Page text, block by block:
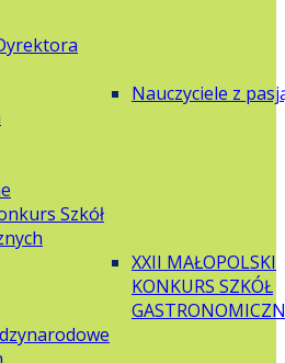
Nauczyciele z
Szkół
XXII MAŁOPOLSKI
KONKURS SZKÓŁ